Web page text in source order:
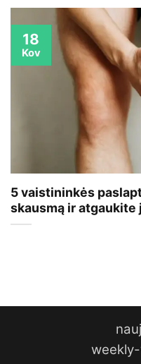
5 vaistininkės
skausmą ir atgaukite
18
Kov